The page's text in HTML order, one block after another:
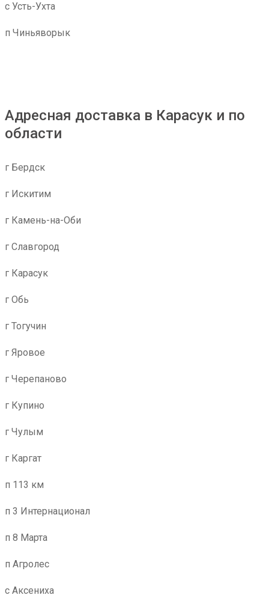
с Усть-Ухта
п Чиньяворык
Адресная доставка в Карасук и по
области
г Бердск
г Искитим
г Камень-на-Оби
г Славгород
г Карасук
г Обь
г Тогучин
г Яровое
г Черепаново
г Купино
г Чулым
г Каргат
п 113 км
п 3 Интернационал
п 8 Марта
п Агролес
с Аксениха